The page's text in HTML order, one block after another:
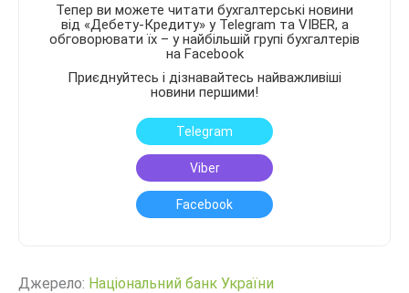
Тепер ви можете читати бухгалтерські новини
від «Дебету-Кредиту» у Telegram та VIBER, а
обговорювати їх – у найбільшій групі бухгалтерів
на Facebook
Приєднуйтесь і дізнавайтесь найважливіші
новини першими!
Telegram
Viber
Facebook
Джерело: Нацiональний банк України